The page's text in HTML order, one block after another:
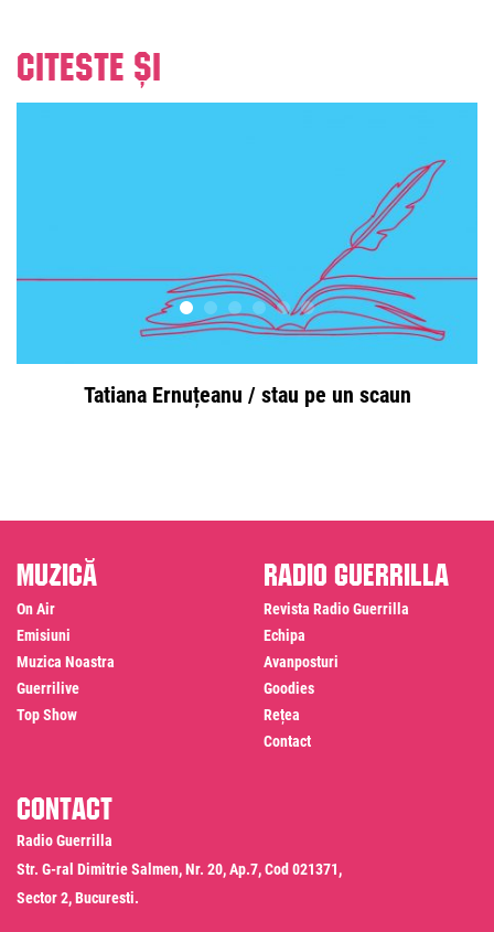
Citeste și
Tatiana Ernuțeanu / stau pe un scaun
Muzică
On Air
Emisiuni
Muzica Noastra
Guerrilive
Top Show
Radio Guerrilla
Revista Radio Guerrilla
Echipa
Avanposturi
Goodies
Rețea
Contact
Contact
Radio Guerrilla
Str. G-ral Dimitrie Salmen, Nr. 20, Ap.7, Cod 021371,
Sector 2, Bucuresti.